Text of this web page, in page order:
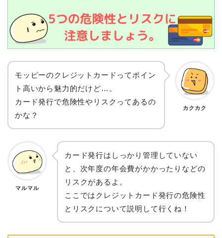
モッピーのクレジットカードってポイン
ト高いから魅力的だけど…。
カード発行で危険性やリスクってあるの
かな？
カクカク
マルマル
カード発行はしっかり管理していない
と、次年度の年会費がかかったりなどの
リスクがあるよ。
ここではクレジットカード発行の危険性
とリスクについて説明して行くね！